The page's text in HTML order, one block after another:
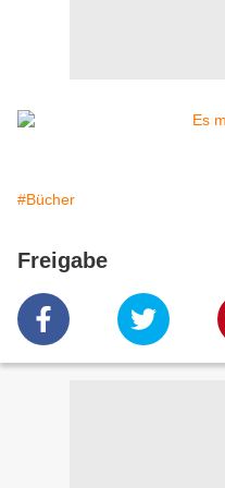
#Bücher
Freigabe